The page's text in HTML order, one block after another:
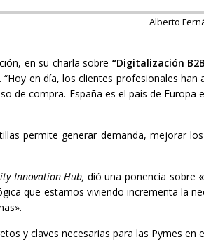
Alberto
en su charla sobre “Digitalización
en día, los clientes profesionales
compra. España es el país de
permite generar demanda, mejorar
Innovation Hub, dió una ponencia sobre
que estamos viviendo incrementa la
y claves necesarias para las Pymes en